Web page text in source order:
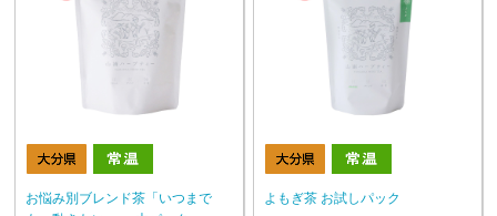
お悩み別ブレンド茶「いつまで
よもぎ茶 お試しパック